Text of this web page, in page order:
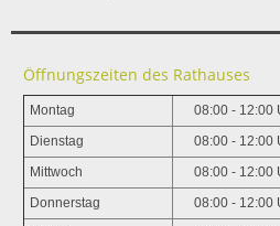
Öffnungszeiten des Rathauses
Montag 08:00 - 12:00
Dienstag 08:00 - 12:00
Mittwoch 08:00 - 12:00
Donnerstag 08:00 - 12:00